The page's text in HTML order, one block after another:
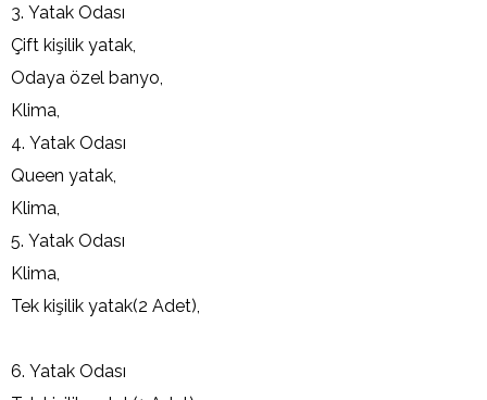
3. Yatak Odası
Çift kişilik yatak,
Odaya özel banyo,
Klima,
4. Yatak Odası
Queen yatak,
Klima,
5. Yatak Odası
Klima,
Tek kişilik yatak(2 Adet),
6. Yatak Odası